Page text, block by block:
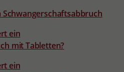
ein
mit Tabletten?
ein